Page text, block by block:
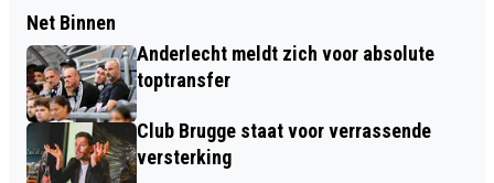
Net Binnen
Anderlecht meldt zich voor absolute
toptransfer
Club Brugge staat voor verrassende
versterking